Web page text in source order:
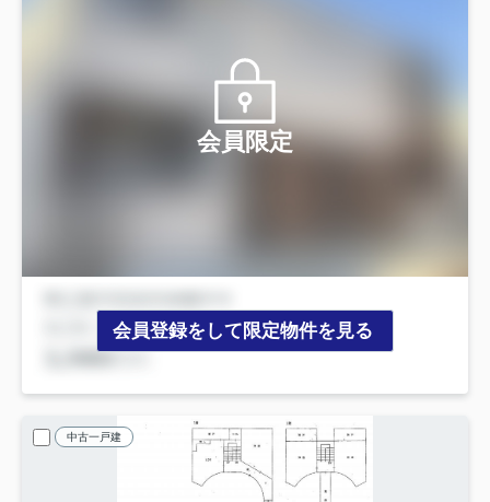
会員限定
会員登録をして限定物件を見る
中古一戸建